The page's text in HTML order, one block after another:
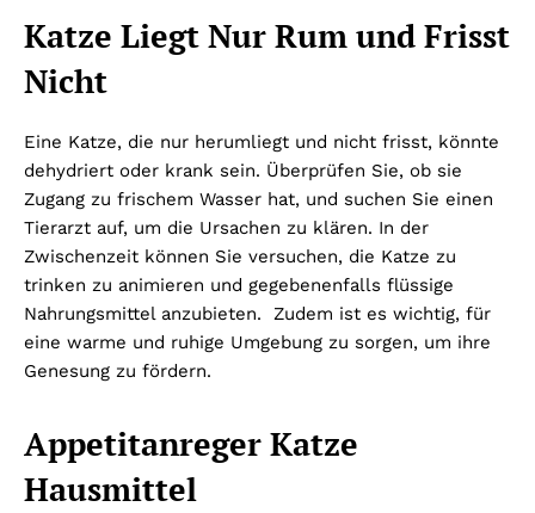
Katze Liegt Nur Rum und Frisst
Nicht
Eine Katze, die nur herumliegt und nicht frisst, könnte
dehydriert oder krank sein. Überprüfen Sie, ob sie
Zugang zu frischem Wasser hat, und suchen Sie einen
Tierarzt auf, um die Ursachen zu klären. In der
Zwischenzeit können Sie versuchen, die Katze zu
trinken zu animieren und gegebenenfalls flüssige
Nahrungsmittel anzubieten. Zudem ist es wichtig, für
eine warme und ruhige Umgebung zu sorgen, um ihre
Genesung zu fördern.
Appetitanreger Katze
Hausmittel